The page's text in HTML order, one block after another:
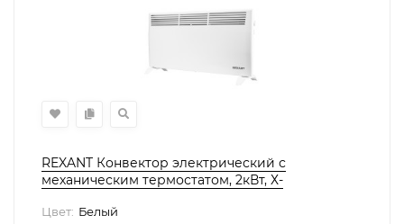
REXANT Конвектор электрический с
механическим термостатом, 2кВт, Х-
Цвет: Белый